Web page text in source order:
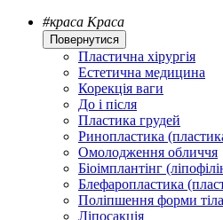
#краса Краса
Повернутися
Пластична хірургія
Естетична медицина
Корекція ваги
До і після
Пластика грудей
Ринопластика
Омолодження обличчя
Біоімплантінг
Блефаропластика
Поліпшення форми тіла
Ліпосакція